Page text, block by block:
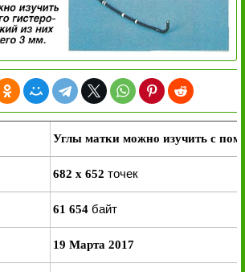
Углы матки можно изучить с
682 x 652 точек
61 654 байт
19 Марта 2017